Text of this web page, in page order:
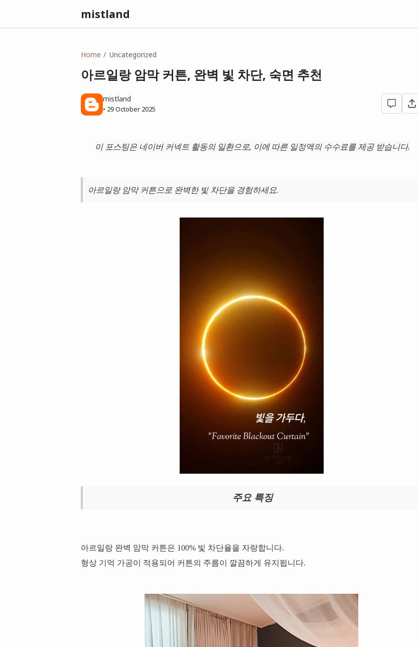
mistland
Home Uncategorized
아르일랑 암막 커튼, 완벽 빛 차단, 숙면 추천
mistland
• 29 October 2025
이 포스팅은 네이버 커넥트 활동의 일환으로, 이에 따른 일정액의 수수료를 제공 받습니다.
아르일랑 암막 커튼으로 완벽한 빛 차단을 경험하세요.
주요 특징
아르일랑 완벽 암막 커튼은 100% 빛 차단율을 자랑합니다.
형상 기억 가공이 적용되어 커튼의 주름이 깔끔하게 유지됩니다.